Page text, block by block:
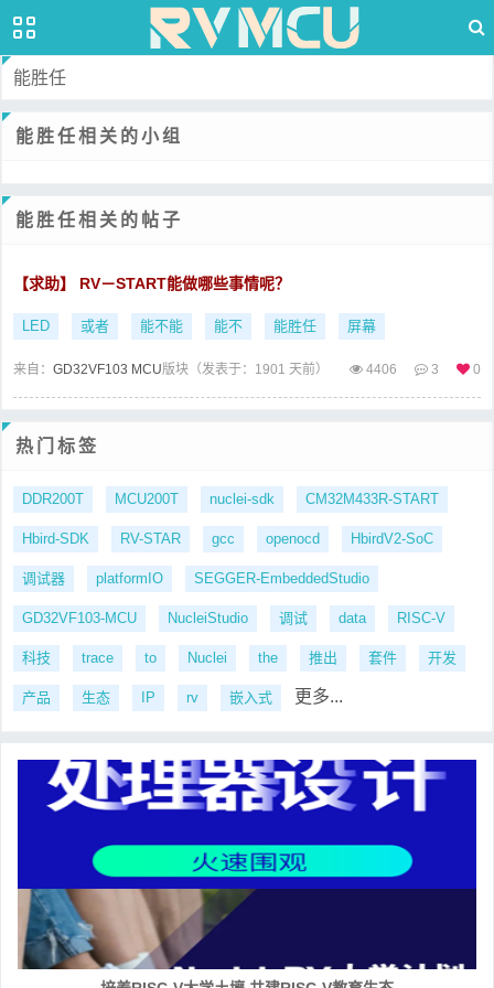
能胜任
能胜任相关的小组
能胜任相关的帖子
【求助】 RV－START能做哪些事情呢？
LED 或者 能不能 能不 能胜任 屏幕
来自： GD32VF103 MCU版块（发表于：1901 天前） 4406 3 0
热门标签
DDR200T MCU200T nuclei-sdk CM32M433R-START
Hbird-SDK RV-STAR gcc openocd HbirdV2-SoC
调试器 platformIO SEGGER-EmbeddedStudio
GD32VF103-MCU NucleiStudio 调试 data RISC-V
科技 trace to Nuclei the 推出 套件 开发
产品 生态 IP rv 嵌入式 更多...